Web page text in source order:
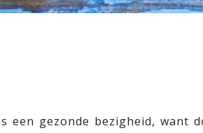
een gezonde bezigheid, want